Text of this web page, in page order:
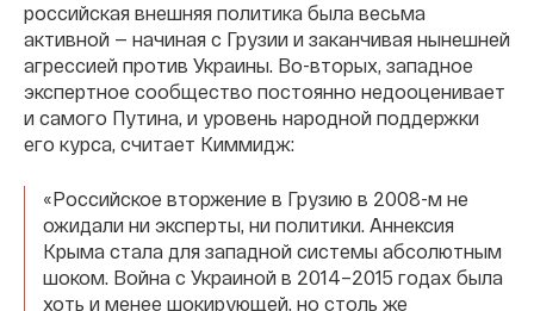
российская внешняя политика была весьма
активной — начиная с Грузии и заканчивая нынешней
агрессией против Украины. Во-вторых, западное
экспертное сообщество постоянно недооценивает
и самого Путина, и уровень народной поддержки
его курса, считает Киммидж:
«Российское вторжение в Грузию в 2008-м не
ожидали ни эксперты, ни политики. Аннексия
Крыма стала для западной системы абсолютным
шоком. Война с Украиной в 2014–2015 годах была
хоть и менее шокирующей, но столь же